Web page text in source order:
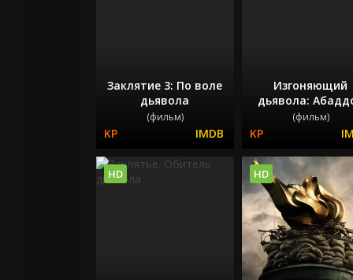
Заклятие 3: По воле
дьявола
(фильм)
Изгоняющий
дьявола:
(фильм)
HD HD